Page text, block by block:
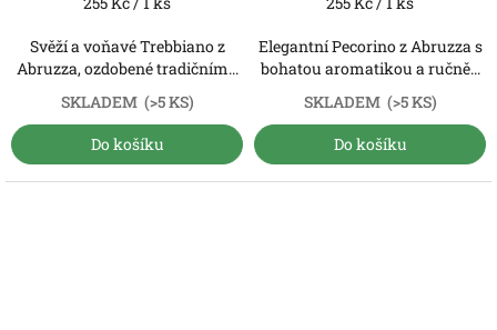
Svěží a voňavé Trebbiano z
Abruzza, ozdobené tradičním...
SKLADEM (>5 KS)
Do košíku
Elegantní Pecorino z Abruzza s
bohatou aromatikou a ručně...
SKLADEM (>5 KS)
Do košíku